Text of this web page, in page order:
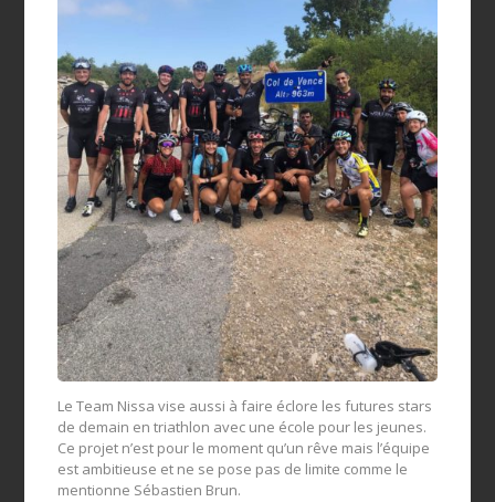
Le Team Nissa vise aussi à faire éclore les futures stars
de demain en triathlon avec une école pour les jeunes.
Ce projet n’est pour le moment qu’un rêve mais l’équipe
est ambitieuse et ne se pose pas de limite comme le
mentionne Sébastien Brun.